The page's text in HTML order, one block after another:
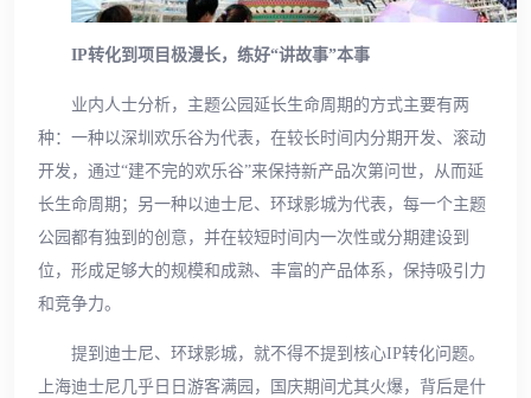
IP转化到项目极漫长，练好“讲故事”本事
业内人士分析，主题公园延长生命周期的方式主要有两
种：一种以深圳欢乐谷为代表，在较长时间内分期开发、滚动
开发，通过“建不完的欢乐谷”来保持新产品次第问世，从而延
长生命周期；另一种以迪士尼、环球影城为代表，每一个主题
公园都有独到的创意，并在较短时间内一次性或分期建设到
位，形成足够大的规模和成熟、丰富的产品体系，保持吸引力
和竞争力。
提到迪士尼、环球影城，就不得不提到核心IP转化问题。
上海迪士尼几乎日日游客满园，国庆期间尤其火爆，背后是什